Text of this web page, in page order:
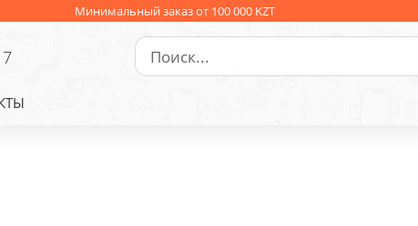
Минимальный заказ от 100 000 KZT